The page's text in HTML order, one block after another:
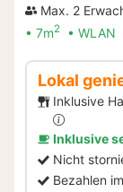
Max. 2
7m2 WLAN
Lokal
Inklusive
Inklusive
Nicht
Bezahlen